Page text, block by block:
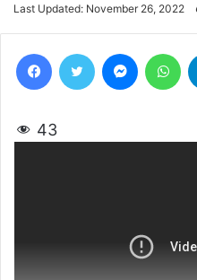
Last Updated: November 26, 2022
43